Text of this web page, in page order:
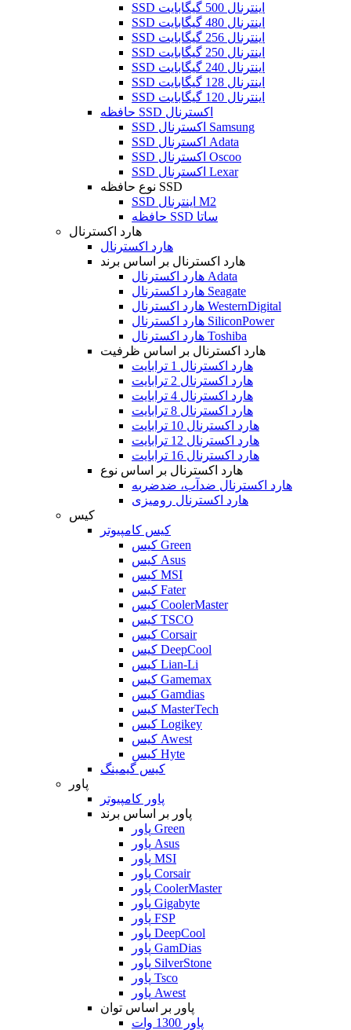
SSD اینترنال 500 گیگابایت
SSD اینترنال 480 گیگابایت
SSD اینترنال 256 گیگابایت
SSD اینترنال 250 گیگابایت
SSD اینترنال 240 گیگابایت
SSD اینترنال 128 گیگابایت
SSD اینترنال 120 گیگابایت
حافظه SSD اکسترنال
SSD اکسترنال Samsung
SSD اکسترنال Adata
SSD اکسترنال Oscoo
SSD اکسترنال Lexar
نوع حافظه SSD
SSD اینترنال M2
حافظه SSD ساتا
هارد اکسترنال
هارد اکسترنال
هارد اکسترنال بر اساس برند
هارد اکسترنال Adata
هارد اکسترنال Seagate
هارد اکسترنال WesternDigital
هارد اکسترنال SiliconPower
هارد اکسترنال Toshiba
هارد اکسترنال بر اساس ظرفیت
هارد اکسترنال 1 ترابایت
هارد اکسترنال 2 ترابایت
هارد اکسترنال 4 ترابایت
هارد اکسترنال 8 ترابایت
هارد اکسترنال 10 ترابایت
هارد اکسترنال 12 ترابایت
هارد اکسترنال 16 ترابایت
هارد اکسترنال بر اساس نوع
هارد اکسترنال ضدآب، ضدضربه
هارد اکسترنال رومیزی
کیس
کیس کامپیوتر
کیس Green
کیس Asus
کیس MSI
کیس Fater
کیس CoolerMaster
کیس TSCO
کیس Corsair
کیس DeepCool
کیس Lian-Li
کیس Gamemax
کیس Gamdias
کیس MasterTech
کیس Logikey
کیس Awest
کیس Hyte
کیس گیمینگ
پاور
پاور کامپیوتر
پاور بر اساس برند
پاور Green
پاور Asus
پاور MSI
پاور Corsair
پاور CoolerMaster
پاور Gigabyte
پاور FSP
پاور DeepCool
پاور GamDias
پاور SilverStone
پاور Tsco
پاور Awest
پاور بر اساس توان
پاور 1300 وات